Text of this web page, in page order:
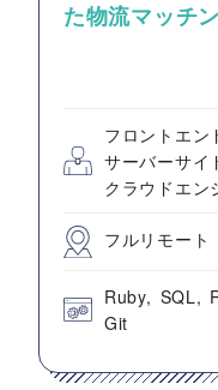
た物流マッチ
フロントエン
サーバーサイ
クラウドエン
フルリモート
Ruby SQL
Git